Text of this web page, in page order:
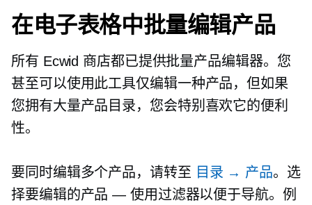
在电子表格中批量编辑产品
所有 Ecwid 商店都已提供批量产品编辑器。您
甚至可以使用此工具仅编辑一种产品，但如果
您拥有大量产品目录，您会特别喜欢它的便利
性。
要同时编辑多个产品，请转至 目录 → 产品。选
择要编辑的产品 — 使用过滤器以便于导航。例